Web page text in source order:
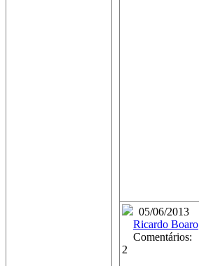
05/06/2013
Ricardo Boaro
Comentários:
2